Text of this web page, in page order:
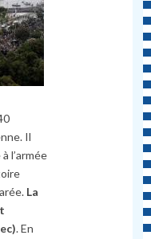
Il
l’armée
La
. En